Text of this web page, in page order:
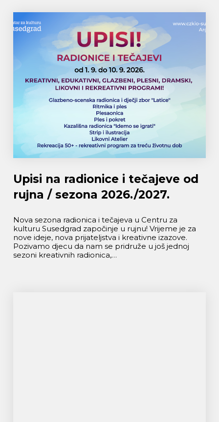
Upisi na radionice i tečajeve od
rujna / sezona 2026./2027.
Nova sezona radionica i tečajeva u Centru za
kulturu Susedgrad započinje u rujnu! Vrijeme je za
nove ideje, nova prijateljstva i kreativne izazove.
Pozivamo djecu da nam se pridruže u još jednoj
sezoni kreativnih radionica,…